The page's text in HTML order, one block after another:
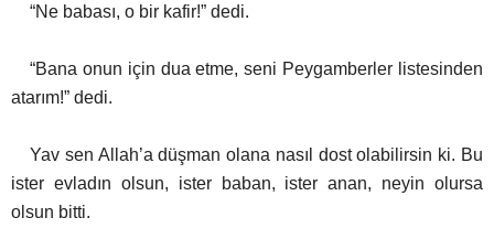
“Ne babası, o bir kafir!” dedi.
“Bana onun için dua etme, seni Peygamberler listesinden
atarım!” dedi.
Yav sen Allah’a düşman olana nasıl dost olabilirsin ki. Bu
ister evladın olsun, ister baban, ister anan, neyin olursa
olsun bitti.